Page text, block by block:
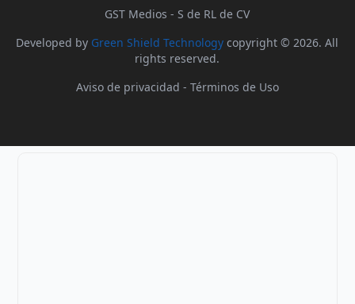
GST Medios - S de RL de CV
Developed by Green Shield Technology copyright © 2026. All
rights reserved.
Aviso de privacidad - Términos de Uso